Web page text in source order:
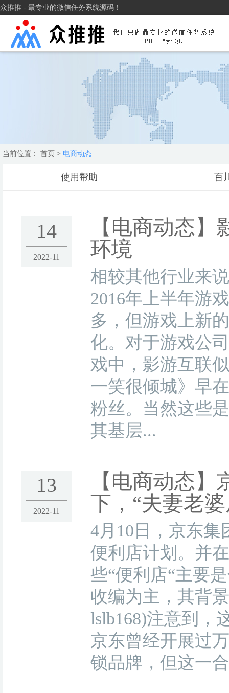
众推推 - 最专业的微信任务系统源码！
当前位置： 首页 > 电商动态
使用帮助 百
14
2022-11
【电商动态】
环境
相较其他行业来
2016年上半年游
多，但游戏上新
化。对于游戏公
戏中，影游互联
一笑很倾城》早
粉丝。当然这些
其基层...
13
2022-11
【电商动态】
下，“夫妻老
4月10日，京东
便利店计划。并
些“便利店“主要
收编为主，其背
lslb168)注意到，
京东曾经开展过
锁品牌，但这一